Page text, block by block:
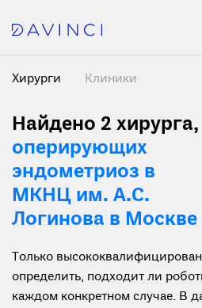
Хирурги Клиники
Найдено 2 хирурга,
оперирующих
эндометриоз в
МКНЦ им. А.С.
Логинова в Москве
Только
определить, подходит ли
каждом конкретном случае. В